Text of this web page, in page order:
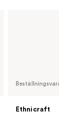
Ethnicraft